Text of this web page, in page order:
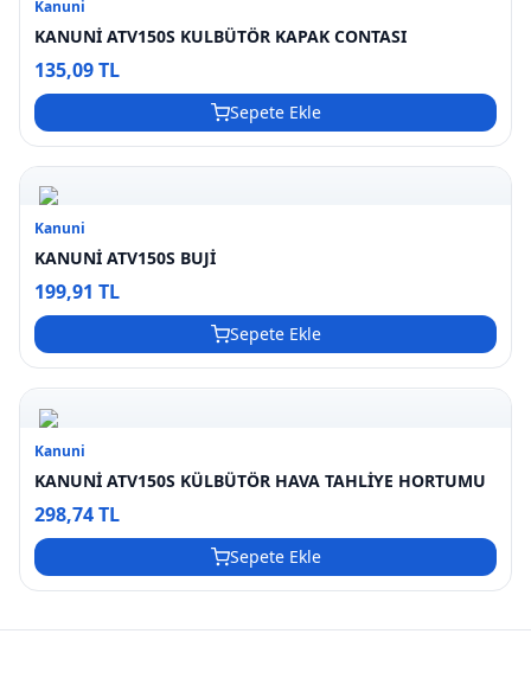
Kanuni
KANUNİ ATV150S KULBÜTÖR KAPAK CONTASI
135,09 TL
Sepete Ekle
Kanuni
KANUNİ ATV150S BUJİ
199,91 TL
Sepete Ekle
Kanuni
KANUNİ ATV150S KÜLBÜTÖR HAVA TAHLİYE HORTUMU
298,74 TL
Sepete Ekle